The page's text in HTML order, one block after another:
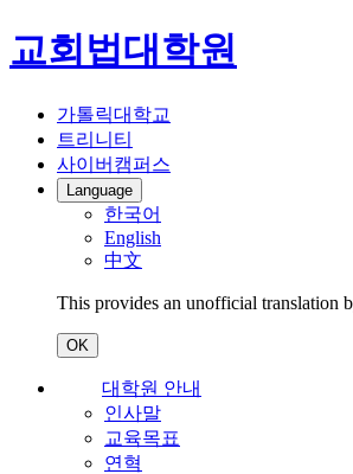
교회법대학원
가톨릭대학교
트리니티
사이버캠퍼스
Language
한국어
English
中文
This provides an unofficial translation
OK
대학원 안내
인사말
교육목표
연혁